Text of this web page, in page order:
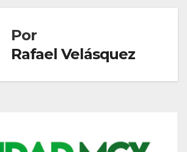
Por
Rafael Velásquez